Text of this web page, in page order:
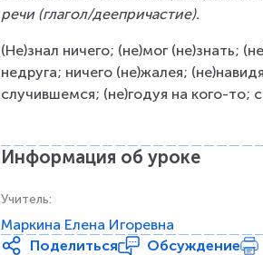
речи (глагол/деепричастие).
(Не)знал ничего; (не)мог (не)знать;
недруга; ничего (не)жалея;
случившемся; (не)годуя на кого-то;
Информация об уроке
Учитель:
Маркина Елена Игоревна
Поделиться
Обсуждение